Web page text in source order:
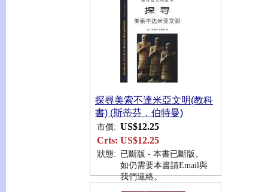
探尋美索不達米亞文明(教科
書) (斯蒂芬．伯特曼)
市價: US$12.25
Crts: US$12.25
狀態: 已斷版 - 本書已斷版。
如仍需要本書請Email與
我們連絡。